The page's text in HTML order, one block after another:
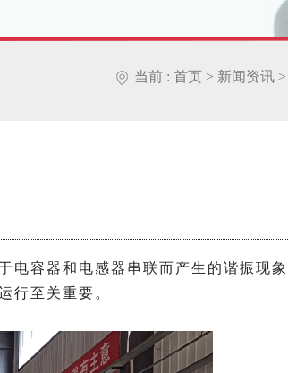
当前 : 首页 > 新闻资讯 >
电容器和电感器串联而产生的谐振现
行至关重要。